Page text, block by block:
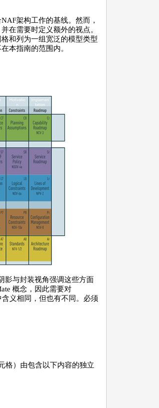
架构工作的基线。然而，
在需要时定义额外的视点。
和列为一组宽泛的模型类型
本指南的范围内。
影与封装视角强调这些方面
概念，因此需要对
义相同，但也有不同。必须
格）由包含以下内容的独立